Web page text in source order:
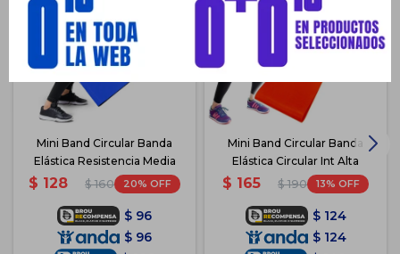
Mini Band Circular Banda
Elástica Resistencia Media
$ 128 $ 160 20
$ 96
$ 96
Mini Band Circular Banda
Elástica Circular Int Alta
$ 165 $ 190 13
$ 124
$ 124